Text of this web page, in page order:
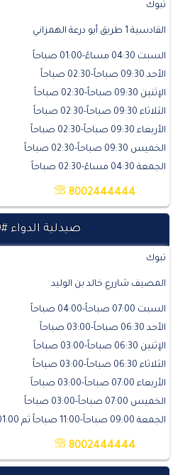
تبوك
القادسية 1 طريق أبو درعة الهمزاني
السبت 04:30 مساءً-01:00 صباحاً
الأحد 09:30 صباحاً-02:30 صباحاً
الإثنين 09:30 صباحاً-02:30 صباحاً
الثلاثاء 09:30 صباحاً-02:30 صباحاً
الأربعاء 09:30 صباحاً-02:30 صباحاً
الخميس 09:30 صباحاً-02:30 صباحاً
الجمعة 04:30 مساءً-02:30 صباحاً
8002444444
صيدلية الدواء #209
تبوك
المصيف شاررع خالد بن الوليد
السبت 07:00 صباحاً-04:00 صباحاً
الأحد 06:30 صباحاً-03:00 صباحاً
الإثنين 06:30 صباحاً-03:00 صباحاً
الثلاثاء 06:30 صباحاً-03:00 صباحاً
الأربعاء 07:00 صباحاً-03:00 صباحاً
الخميس 07:00 صباحاً-03:00 صباحاً
الجمعة 09:00 صباحاً-11:00 صباحاً ثم 01:00 مساءً-04:00 صباحاً
8002444444